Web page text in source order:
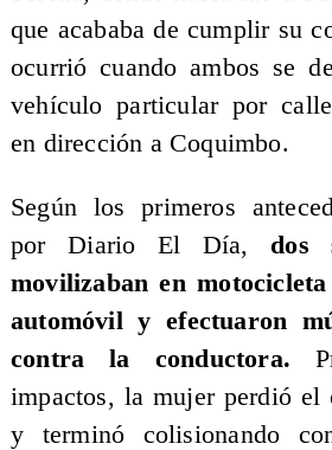
que acababa de cumplir su
ocurrió cuando ambos se
vehículo particular por
en dirección a Coquimbo.
Según los primeros
por Diario El Día, dos
movilizaban en
automóvil y efectuaron
contra la conductora.
impactos, la mujer perdió
y terminó colisionando